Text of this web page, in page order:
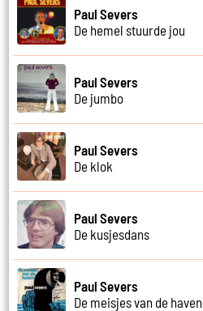
Paul Severs
De hemel stuurde jou
Paul Severs
De jumbo
Paul Severs
De klok
Paul Severs
De kusjesdans
Paul Severs
De meisjes van de haven